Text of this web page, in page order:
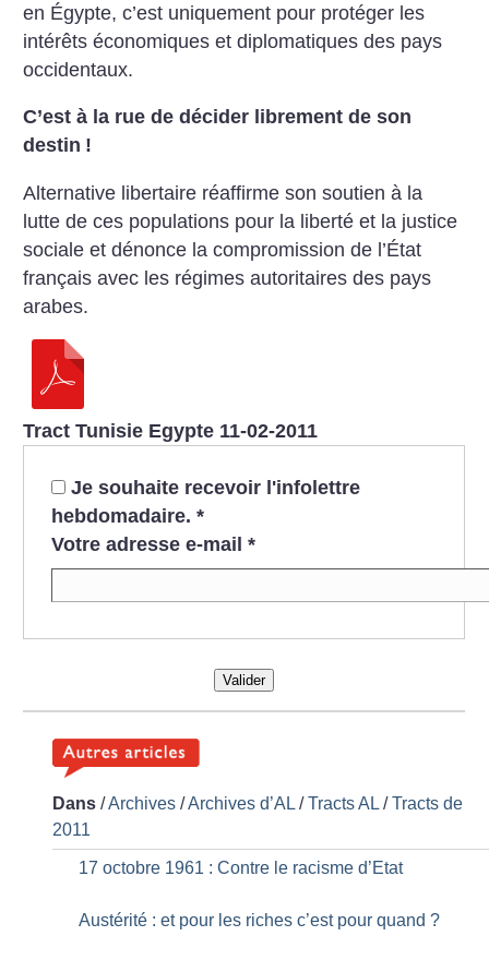
en Égypte, c’est uniquement pour protéger les
intérêts économiques et diplomatiques des pays
occidentaux.
C’est à la rue de décider librement de son
destin !
Alternative libertaire réaffirme son soutien à la
lutte de ces populations pour la liberté et la justice
sociale et dénonce la compromission de l’État
français avec les régimes autoritaires des pays
arabes.
Tract Tunisie Egypte 11-02-2011
Je souhaite recevoir l'infolettre
hebdomadaire. *
Votre adresse e-mail *
Valider
Dans /Archives /Archives d’AL /Tracts AL /Tracts de
2011
17 octobre 1961 : Contre le racisme d’Etat
Austérité : et pour les riches c’est pour quand ?